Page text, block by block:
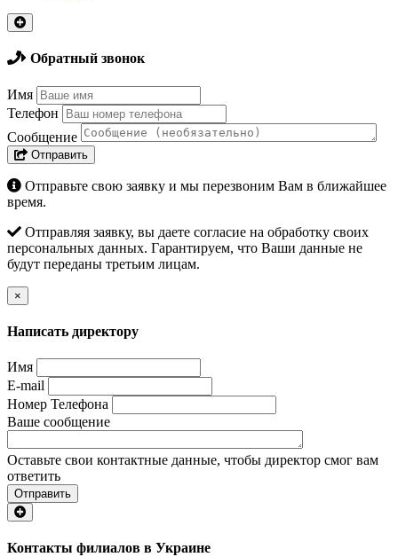
Обратный звонок
Имя
Телефон
Сообщение
Отправить
Отправьте свою заявку и мы перезвоним Вам в ближайшее
время.
Отправляя заявку, вы даете согласие на обработку своих
персональных данных. Гарантируем, что Ваши данные не
будут переданы третьим лицам.
×
Написать директору
Имя
E-mail
Номер Телефона
Ваше сообщение
Оставьте свои контактные данные, чтобы директор смог вам
ответить
Отправить
Контакты филиалов в Украине